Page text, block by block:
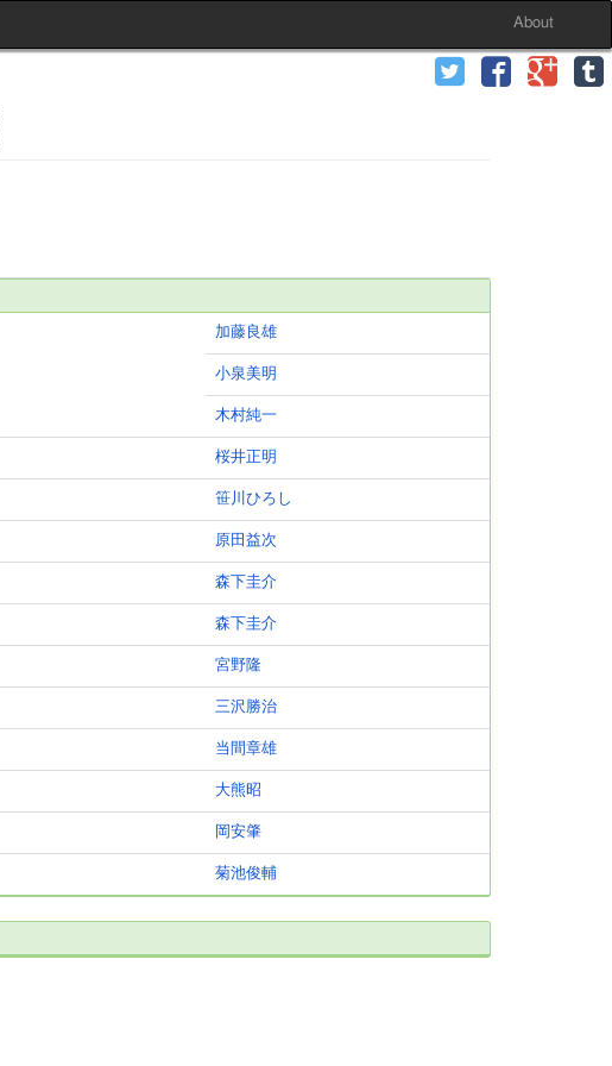
About
加藤良雄
小泉美明
木村純一
桜井正明
笹川ひろし
原田益次
森下圭介
森下圭介
宮野隆
三沢勝治
当間章雄
大熊昭
岡安肇
菊池俊輔